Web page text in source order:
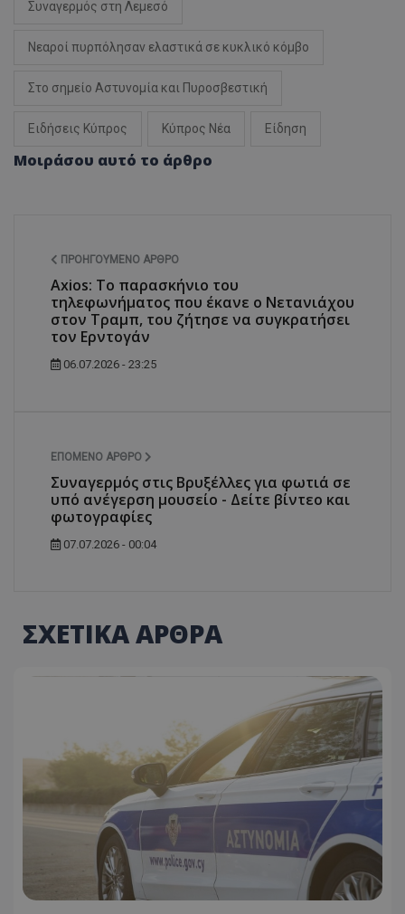
Συναγερμός στη Λεμεσό
Νεαροί πυρπόλησαν ελαστικά σε κυκλικό κόμβο
Στο σημείο Αστυνομία και Πυροσβεστική
Ειδήσεις Κύπρος Κύπρος Νέα Είδηση
Μοιράσου αυτό το άρθρο
ΠΡΟΗΓΟΎΜΕΝΟ ΆΡΘΡΟ
Axios: Το παρασκήνιο του
τηλεφωνήματος που έκανε ο Νετανιάχου
στον Τραμπ, του ζήτησε να συγκρατήσει
τον Ερντογάν
06.07.2026 - 23:25
ΕΠΌΜΕΝΟ ΆΡΘΡΟ
Συναγερμός στις Βρυξέλλες για φωτιά σε
υπό ανέγερση μουσείο - Δείτε βίντεο και
φωτογραφίες
07.07.2026 - 00:04
ΣΧΕΤΙΚΑ ΑΡΘΡΑ